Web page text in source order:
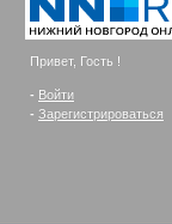
Привет, Гость !
- Войти
- Зарегистрироваться